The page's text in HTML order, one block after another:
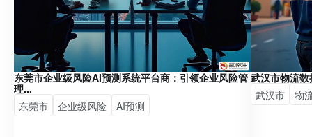
东莞市企业级风险AI预测系统平台商：引领企业风险管
理...
东莞市
企业级风险 AI预测
武汉市物流
武汉市
物